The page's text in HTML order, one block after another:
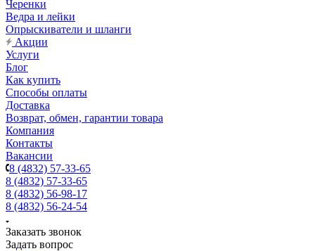
Черенки
Ведра и лейки
Опрыскиватели и шланги
Акции
Услуги
Блог
Как купить
Способы оплаты
Доставка
Возврат, обмен, гарантии товара
Компания
Контакты
Вакансии
8 (4832) 57-33-65
8 (4832) 57-33-65
8 (4832) 56-98-17
8 (4832) 56-24-54
Заказать звонок
Задать вопрос